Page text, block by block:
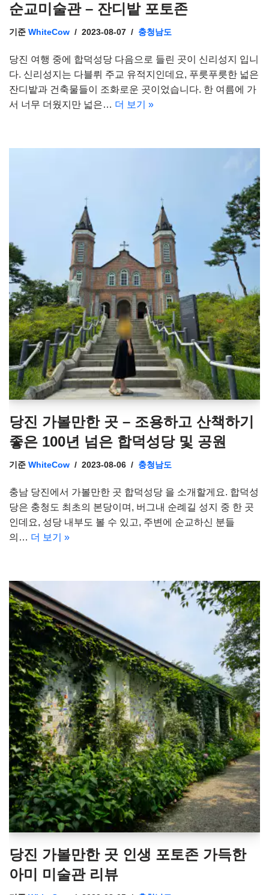
순교미술관 – 잔디밭 포토존
기준 WhiteCow 2023-08-07 충청남도
당진 여행 중에 합덕성당 다음으로 들린 곳이 신리성지 입니
다. 신리성지는 다블뤼 주교 유적지인데요, 푸릇푸릇한 넓은
잔디밭과 건축물들이 조화로운 곳이었습니다. 한 여름에 가
서 너무 더웠지만 넓은… 더 보기 »
당진 가볼만한 곳 – 조용하고 산책하기
좋은 100년 넘은 합덕성당 및 공원
기준 WhiteCow 2023-08-06 충청남도
충남 당진에서 가볼만한 곳 합덕성당 을 소개할게요. 합덕성
당은 충청도 최초의 본당이며, 버그내 순례길 성지 중 한 곳
인데요, 성당 내부도 볼 수 있고, 주변에 순교하신 분들
의… 더 보기 »
당진 가볼만한 곳 인생 포토존 가득한
아미 미술관 리뷰